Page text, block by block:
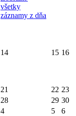
všetky
záznamy z dňa
14 15 16
21 22 23
28 29 30
4 5 6